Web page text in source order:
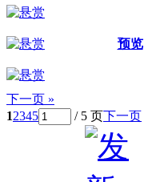
预览
下一页 »
12345 / 5 页下一页